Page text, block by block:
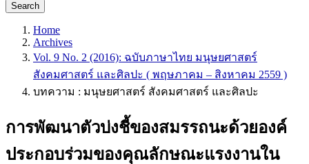
Search
Home
Archives
Vol. 9 No. 2 (2016): ฉบับภาษาไทย มนุษยศาสตร์
สังคมศาสตร์ และศิลปะ ( พฤษภาคม – สิงหาคม 2559 )
บทความ : มนุษยศาสตร์ สังคมศาสตร์ และศิลปะ
การพัฒนาตัวบ่งชี้ของสมรรถนะด้วยองค์
ประกอบร่วมของคุณลักษณะแรงงานใน